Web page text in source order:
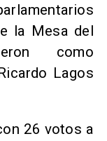
la Mesa del
como
Lagos
26 votos a